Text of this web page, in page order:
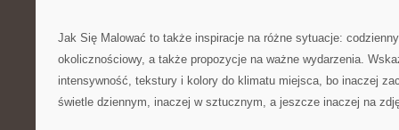
Jak Się Malować to także inspiracje na różne sytuacje:
okolicznościowy, a także propozycje na ważne wydarzenia.
intensywność, tekstury i kolory do klimatu miejsca, bo inaczej
świetle dziennym, inaczej w sztucznym, a jeszcze inaczej na